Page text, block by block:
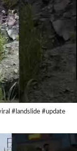
#landslide #update